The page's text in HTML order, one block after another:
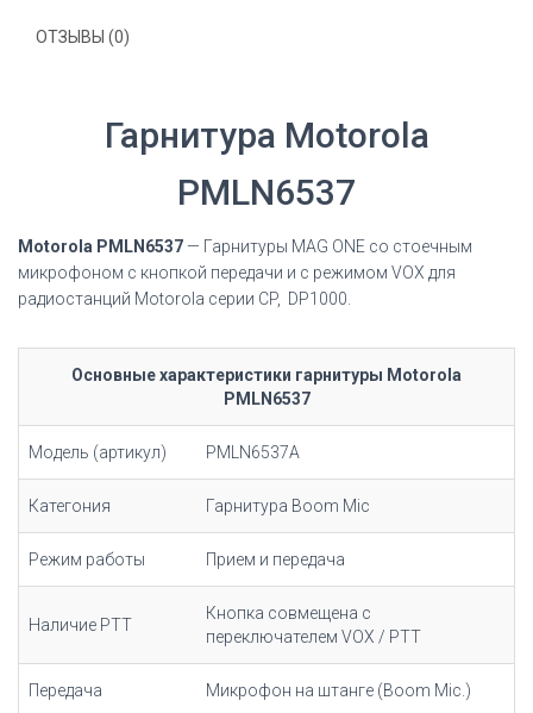
ОТЗЫВЫ (0)
Гарнитура Motorola
PMLN6537
Motorola PMLN6537 — Гарнитуры MAG ONE со стоечным
микрофоном с кнопкой передачи и с режимом VOX для
радиостанций Motorola серии CP, DP1000.
Основные характеристики гарнитуры Motorola
PMLN6537
Модель (артикул) PMLN6537A
Категония Гарнитура Boom Mic
Режим работы Прием и передача
Наличие РТТ
Кнопка совмещена с
переключателем VOX / PTT
Передача Микрофон на штанге (Boom Mic.)